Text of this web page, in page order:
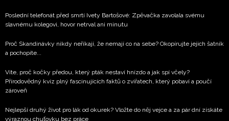
Poslední telefonát před smrtí Ivety Bartošové: Zpěvačka zavolala svému
slavnému kolegovi, hovor netrval ani minutu
Proč Skandinávky nikdy neříkají, že nemají co na sebe? Okopírujte jejich šatník
a pochopíte...
Víte, proč kočky předou, který pták nestaví hnízdo a jak spí včely?
Přírodovědný kvíz plný fascinujících faktů o zvířatech, který pobaví a poučí
zároveň
Nejlepší druhý život pro lák od okurek? Vložte do něj vejce a za pár dní získáte
výraznou chuťovku bez práce